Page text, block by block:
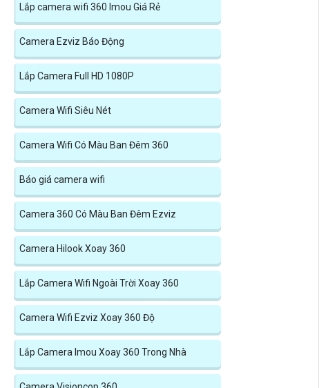
Lắp camera wifi 360 Imou Giá Rẻ
Camera Ezviz Báo Động
Lắp Camera Full HD 1080P
Camera Wifi Siêu Nét
Camera Wifi Có Màu Ban Đêm 360
Báo giá camera wifi
Camera 360 Có Màu Ban Đêm Ezviz
Camera Hilook Xoay 360
Lắp Camera Wifi Ngoài Trời Xoay 360
Camera Wifi Ezviz Xoay 360 Độ
Lắp Camera Imou Xoay 360 Trong Nhà